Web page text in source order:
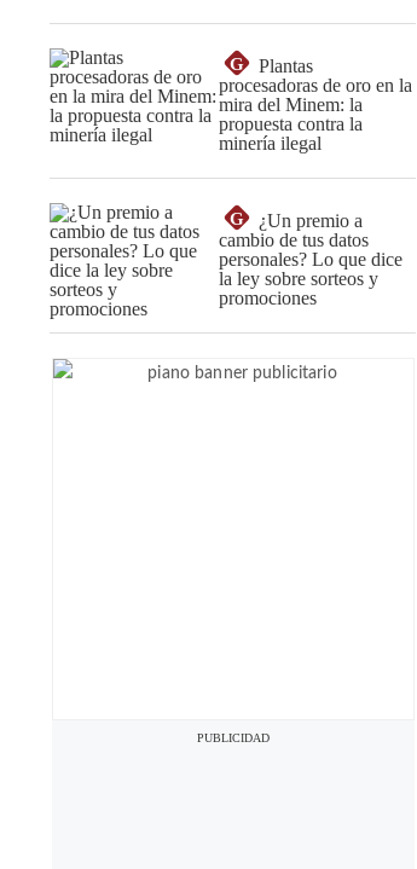
G
Plantas
procesadoras de oro en la
mira del Minem: la
propuesta contra la
minería ilegal
G
¿Un premio a
cambio de tus datos
personales? Lo que dice
la ley sobre sorteos y
promociones